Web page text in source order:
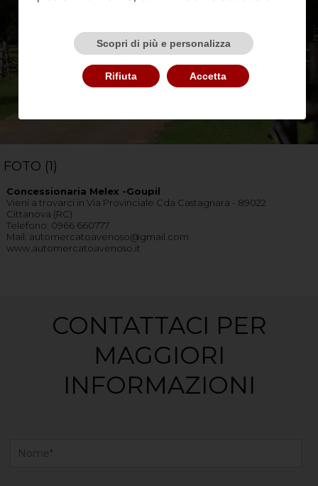
FOTO (1)
Concessionaria Melex -Goupil
Vieni a trovarci in Via Provinciale Cda Castagnara - 89022
Cittanova (RC)
Telefono: 0966 660777
Mail: automercatoavenoso@gmail.com
www.automercatoavenoso.it
CONTATTACI PER
MAGGIORI
INFORMAZIONI
Scopri di più e personalizza
Rifiuta Accetta